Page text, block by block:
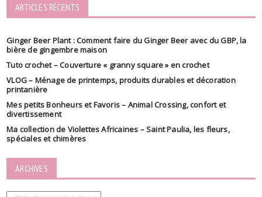
ARTICLES RÉCENTS
Ginger Beer Plant : Comment faire du Ginger Beer avec du GBP, la
bière de gingembre maison
Tuto crochet – Couverture « granny square » en crochet
VLOG – Ménage de printemps, produits durables et décoration
printanière
Mes petits Bonheurs et Favoris – Animal Crossing, confort et
divertissement
Ma collection de Violettes Africaines – Saint Paulia, les fleurs,
spéciales et chimères
ARCHIVES
Archives